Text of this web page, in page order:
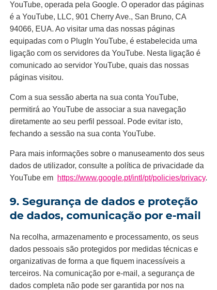
YouTube, operada pela Google. O operador das páginas
é a YouTube, LLC, 901 Cherry Ave., San Bruno, CA
94066, EUA. Ao visitar uma das nossas páginas
equipadas com o PlugIn YouTube, é estabelecida uma
ligação com os servidores da YouTube. Nesta ligação é
comunicado ao servidor YouTube, quais das nossas
páginas visitou.
Com a sua sessão aberta na sua conta YouTube,
permitirá ao YouTube de associar a sua navegação
diretamente ao seu perfil pessoal. Pode evitar isto,
fechando a sessão na sua conta YouTube.
Para mais informações sobre o manuseamento dos seus
dados de utilizador, consulte a política de privacidade da
YouTube em https://www.google.pt/intl/pt/policies/privacy.
9. Segurança de dados e proteção
de dados, comunicação por e-mail
Na recolha, armazenamento e processamento, os seus
dados pessoais são protegidos por medidas técnicas e
organizativas de forma a que fiquem inacessíveis a
terceiros. Na comunicação por e-mail, a segurança de
dados completa não pode ser garantida por nos na